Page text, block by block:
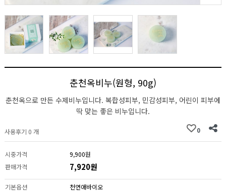
춘천옥비누(원형, 90g)
춘천옥으로 만든 수제비누입니다. 복합성피부, 민감성피부, 어린이 피부에
딱 맞는 좋은 비누입니다.
사용후기 0 개 0
시중가격
9,900원
판매가격
7,920원
기본옵션
천연애바이오